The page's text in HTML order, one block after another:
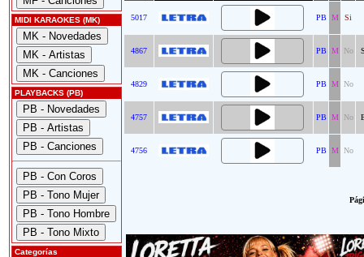
MIDI KARAOKES (MK)
PLAYBACKS (PB)
Categorías
5017 PB M Si
4867 PB M No
4829 PB M No
4757 PB M No
4756 PB M No